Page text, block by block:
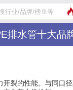
排水管十大品
裂的性能。与同口